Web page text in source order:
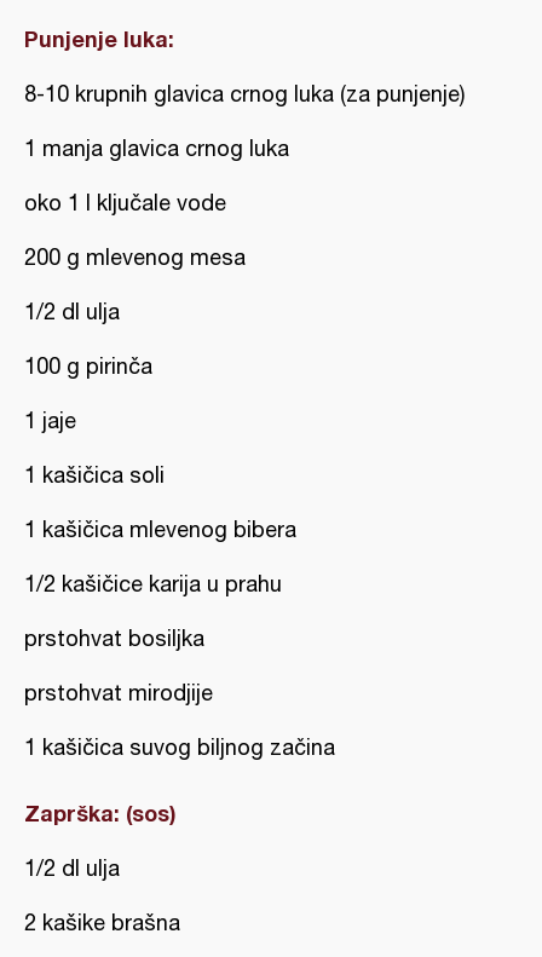
Punjenje luka:
8-10 krupnih glavica crnog luka (za punjenje)
1 manja glavica crnog luka
oko 1 l ključale vode
200 g mlevenog mesa
1/2 dl ulja
100 g pirinča
1 jaje
1 kašičica soli
1 kašičica mlevenog bibera
1/2 kašičice karija u prahu
prstohvat bosiljka
prstohvat mirodjije
1 kašičica suvog biljnog začina
Zaprška: (sos)
1/2 dl ulja
2 kašike brašna